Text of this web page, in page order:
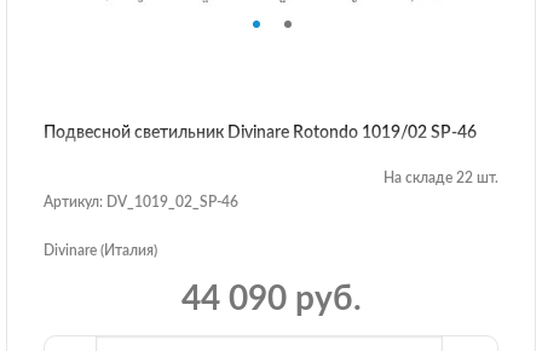
Подвесной светильник Divinare Rotondo 1019/02 SP-46
На складе 22 шт.
Артикул: DV_1019_02_SP-46
Divinare (Италия)
44 090 руб.